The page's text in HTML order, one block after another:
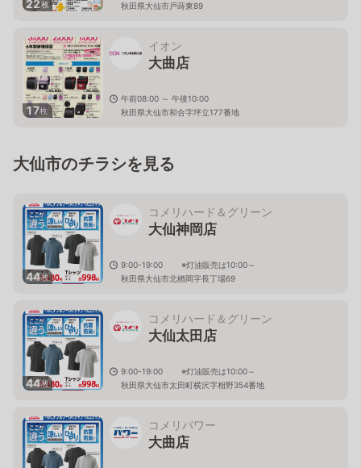
22枚 秋田県大仙市戸蒔東89
17枚
イオン
大曲店
午前08:00 ～ 午後10:00
秋田県大仙市和合字坪立177番地
大仙市のチラシを見る
44枚
コメリハード＆グリーン
大仙神岡店
9:00-19:00 ※灯油販売は10:00～
秋田県大仙市北楢岡字長丁場69
44枚
コメリハード＆グリーン
大仙太田店
9:00-19:00 ※灯油販売は10:00～
秋田県大仙市太田町横沢字相野354番地
コメリパワー
大曲店